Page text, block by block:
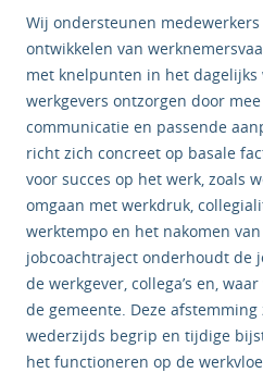
Wij ondersteunen
ontwikkelen van
met knelpunten in het
werkgevers ontzorgen door
communicatie en passende
richt zich concreet op basale
voor succes op het werk, zoals
omgaan met werkdruk,
werktempo en het nakomen
jobcoachtraject onderhoudt de
de werkgever, collega’s en,
de gemeente. Deze
wederzijds begrip en tijdige
het functioneren op de